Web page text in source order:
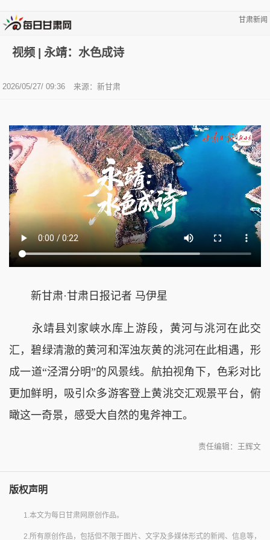
甘肃新闻
视频 | 永靖：水色成诗
2026/05/27/ 09:36 来源：新甘肃
新甘肃·甘肃日报记者 马伊星
永靖县刘家峡水库上游段，黄河与洮河在此交
汇，碧绿清澈的黄河和浑浊灰黄的洮河在此相遇，形
成一道“泾渭分明”的风景线。 航拍视角下，色彩对比
更加鲜明，吸引众多游客登上黄洮交汇观景平台，俯
瞰这一奇景，感受大自然的鬼斧神工。
责任编辑：王辉文
版权声明
1.本文为每日甘肃网原创作品。
2.所有原创作品，包括但不限于图片、文字及多媒体形式的新闻、信息等，